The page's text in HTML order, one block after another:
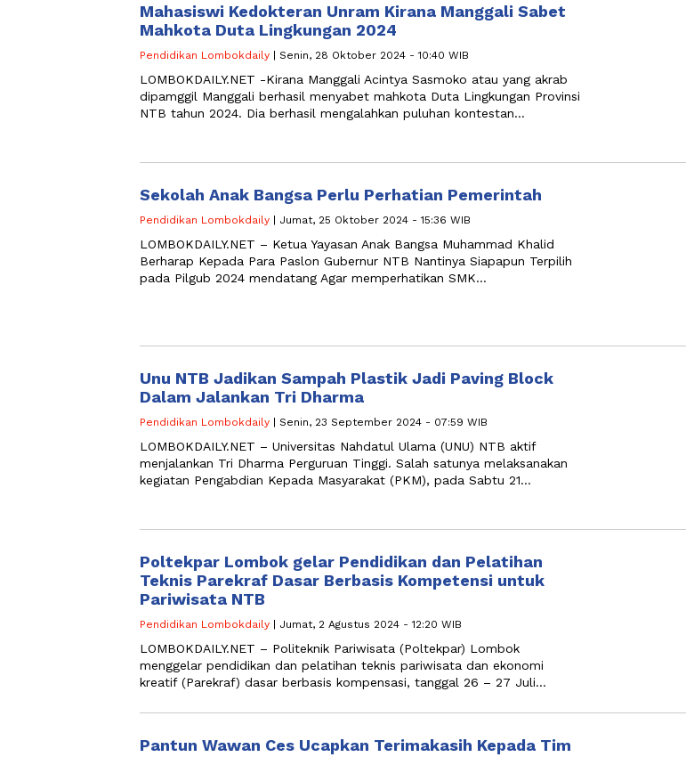
Mahasiswi Kedokteran Unram Kirana Manggali Sabet
Mahkota Duta Lingkungan 2024
Pendidikan Lombokdaily | Senin, 28 Oktober 2024 - 10:40 WIB
LOMBOKDAILY.NET -Kirana Manggali Acintya Sasmoko atau yang akrab
dipamggil Manggali berhasil menyabet mahkota Duta Lingkungan Provinsi
NTB tahun 2024. Dia berhasil mengalahkan puluhan kontestan…
Sekolah Anak Bangsa Perlu Perhatian Pemerintah
Pendidikan Lombokdaily | Jumat, 25 Oktober 2024 - 15:36 WIB
LOMBOKDAILY.NET – Ketua Yayasan Anak Bangsa Muhammad Khalid
Berharap Kepada Para Paslon Gubernur NTB Nantinya Siapapun Terpilih
pada Pilgub 2024 mendatang Agar memperhatikan SMK…
Unu NTB Jadikan Sampah Plastik Jadi Paving Block
Dalam Jalankan Tri Dharma
Pendidikan Lombokdaily | Senin, 23 September 2024 - 07:59 WIB
LOMBOKDAILY.NET – Universitas Nahdatul Ulama (UNU) NTB aktif
menjalankan Tri Dharma Perguruan Tinggi. Salah satunya melaksanakan
kegiatan Pengabdian Kepada Masyarakat (PKM), pada Sabtu 21…
Poltekpar Lombok gelar Pendidikan dan Pelatihan
Teknis Parekraf Dasar Berbasis Kompetensi untuk
Pariwisata NTB
Pendidikan Lombokdaily | Jumat, 2 Agustus 2024 - 12:20 WIB
LOMBOKDAILY.NET – Politeknik Pariwisata (Poltekpar) Lombok
menggelar pendidikan dan pelatihan teknis pariwisata dan ekonomi
kreatif (Parekraf) dasar berbasis kompensasi, tanggal 26 – 27 Juli…
Pantun Wawan Ces Ucapkan Terimakasih Kepada Tim